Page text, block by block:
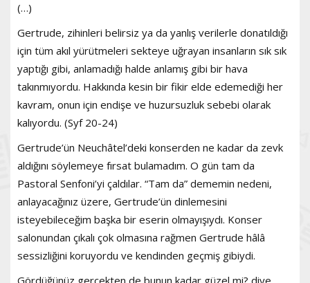
(…)
Gertrude, zihinleri belirsiz ya da yanlış verilerle donatıldığı
için tüm akıl yürütmeleri sekteye uğrayan insanların sık sık
yaptığı gibi, anlamadığı halde anlamış gibi bir hava
takınmıyordu. Hakkında kesin bir fikir elde edemediği her
kavram, onun için endişe ve huzursuzluk sebebi olarak
kalıyordu. (Syf 20-24)
Gertrude’ün Neuchâtel’deki konserden ne kadar da zevk
aldığını söylemeye fırsat bulamadım. O gün tam da
Pastoral Senfoni’yi çaldılar. “Tam da” dememin nedeni,
anlayacağınız üzere, Gertrude’ün dinlemesini
isteyebileceğim başka bir eserin olmayışıydı. Konser
salonundan çıkalı çok olmasına rağmen Gertrude hâlâ
sessizliğini koruyordu ve kendinden geçmiş gibiydi.